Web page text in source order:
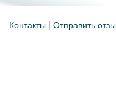
Контакты | Отправить